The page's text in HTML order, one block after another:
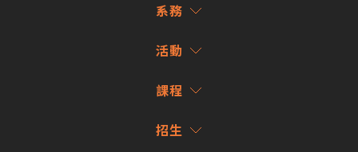
系務
活動
課程
招生